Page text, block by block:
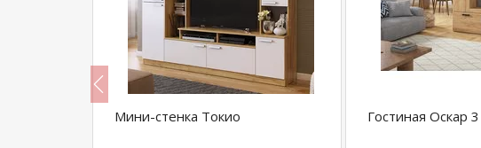
Мини-стенка Токио Гостиная Оскар 3